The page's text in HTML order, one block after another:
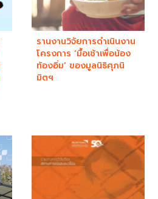
รานงานวิจัยการดำเนินงาน
โครงการ ‘มื้อเช้าเพื่อน้อง
ท้องอิ่ม’ ของมูลนิธิศุภนิ
มิตฯ